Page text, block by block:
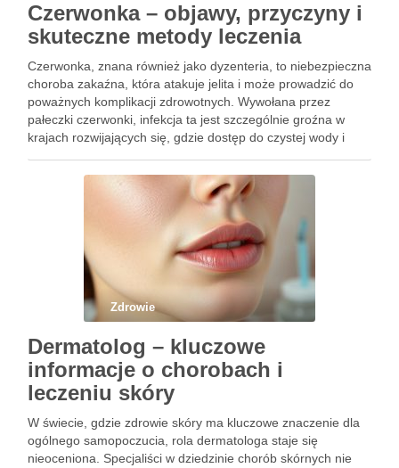
Czerwonka – objawy, przyczyny i
skuteczne metody leczenia
Czerwonka, znana również jako dyzenteria, to niebezpieczna
choroba zakaźna, która atakuje jelita i może prowadzić do
poważnych komplikacji zdrowotnych. Wywołana przez
pałeczki czerwonki, infekcja ta jest szczególnie groźna w
krajach rozwijających się, gdzie dostęp do czystej wody i
nastąpić w wyniku spożycia skażonej żywności …
Zdrowie
Dermatolog – kluczowe
informacje o chorobach i
leczeniu skóry
W świecie, gdzie zdrowie skóry ma kluczowe znaczenie dla
ogólnego samopoczucia, rola dermatologa staje się
nieoceniona. Specjaliści w dziedzinie chorób skórnych nie